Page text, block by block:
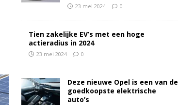
23 mei 2024 0
Tien zakelijke EV’s met een hoge
actieradius in 2024
23 mei 2024 0
Deze nieuwe Opel is een van de
goedkoopste elektrische
auto’s